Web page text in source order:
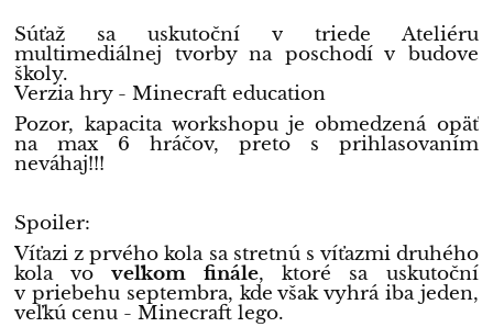
Súťaž sa uskutoční v triede Ateliéru
multimediálnej tvorby na poschodí v budove
školy.
Verzia hry - Minecraft education
Pozor, kapacita workshopu je obmedzená opäť
na max 6 hráčov, preto s prihlasovaním
neváhaj!!!
Spoiler:
Víťazi z prvého kola sa stretnú s víťazmi druhého
kola vo veľkom finále, ktoré sa uskutoční
v priebehu septembra, kde však vyhrá iba jeden,
veľkú cenu - Minecraft lego.